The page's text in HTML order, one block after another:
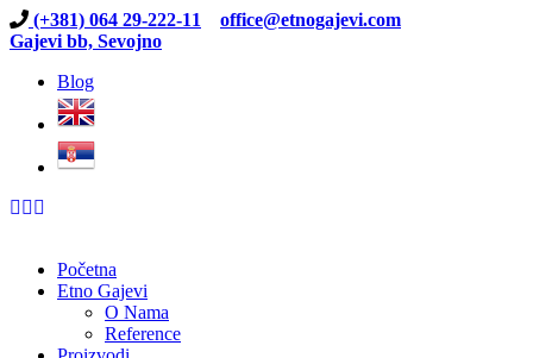
(+381) 064 29-222-11
office@etnogajevi.com
Gajevi bb, Sevojno
Blog
Početna
Etno Gajevi
O Nama
Reference